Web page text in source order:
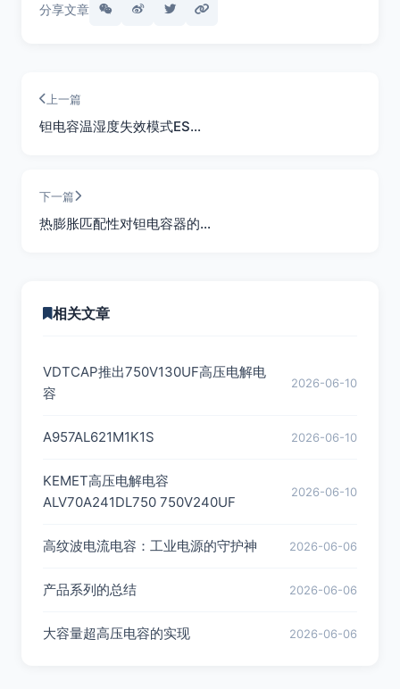
分享文章
上一篇
钽电容温湿度失效模式ES…
下一篇
热膨胀匹配性对钽电容器的…
相关文章
VDTCAP推出750V130UF高压电解电
容
2026-06-10
A957AL621M1K1S 2026-06-10
KEMET高压电解电容
ALV70A241DL750 750V240UF
2026-06-10
高纹波电流电容：工业电源的守护神 2026-06-06
产品系列的总结 2026-06-06
大容量超高压电容的实现 2026-06-06